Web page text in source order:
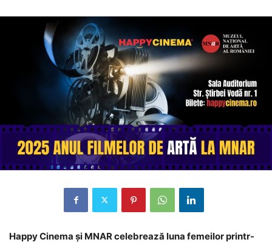
Happy Cinema și MNAR celebrează luna femeilor printr-